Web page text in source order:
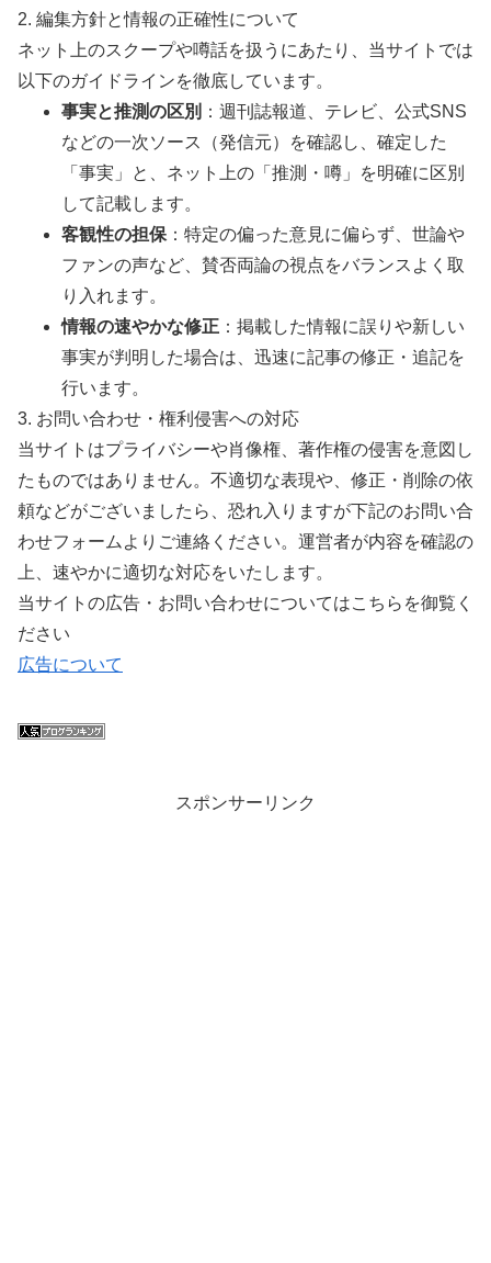
2. 編集方針と情報の正確性について
ネット上のスクープや噂話を扱うにあたり、当サイトでは
以下のガイドラインを徹底しています。
事実と推測の区別 ：週刊誌報道、テレビ、公式SNS
などの一次ソース（発信元）を確認し、確定した
「事実」と、ネット上の「推測・噂」を明確に区別
して記載します。
客観性の担保 ：特定の偏った意見に偏らず、世論や
ファンの声など、賛否両論の視点をバランスよく取
り入れます。
情報の速やかな修正 ：掲載した情報に誤りや新しい
事実が判明した場合は、迅速に記事の修正・追記を
行います。
3. お問い合わせ・権利侵害への対応
当サイトはプライバシーや肖像権、著作権の侵害を意図し
たものではありません。不適切な表現や、修正・削除の依
頼などがございましたら、恐れ入りますが下記のお問い合
わせフォームよりご連絡ください。運営者が内容を確認の
上、速やかに適切な対応をいたします。
当サイトの広告・お問い合わせについてはこちらを御覧く
ださい
広告について
スポンサーリンク